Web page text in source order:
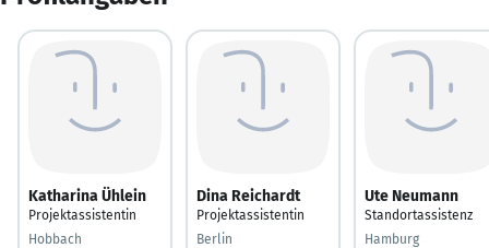
Katharina Ühlein
Projektassistentin
Hobbach
Dina Reichardt
Projektassistentin
Berlin
Ute Neumann
Standortassistenz
Hamburg